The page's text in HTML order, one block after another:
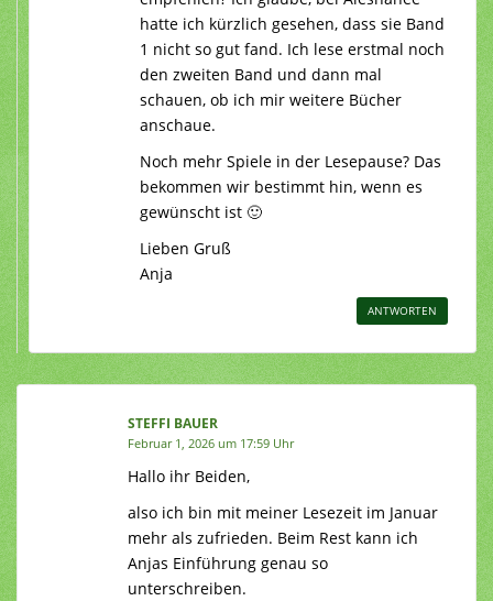
hatte ich kürzlich gesehen, dass sie Band
1 nicht so gut fand. Ich lese erstmal noch
den zweiten Band und dann mal
schauen, ob ich mir weitere Bücher
anschaue.
Noch mehr Spiele in der Lesepause? Das
bekommen wir bestimmt hin, wenn es
gewünscht ist 🙂
Lieben Gruß
Anja
ANTWORTEN
STEFFI BAUER
Februar 1, 2026 um 17:59 Uhr
Hallo ihr Beiden,
also ich bin mit meiner Lesezeit im Januar
mehr als zufrieden. Beim Rest kann ich
Anjas Einführung genau so
unterschreiben.